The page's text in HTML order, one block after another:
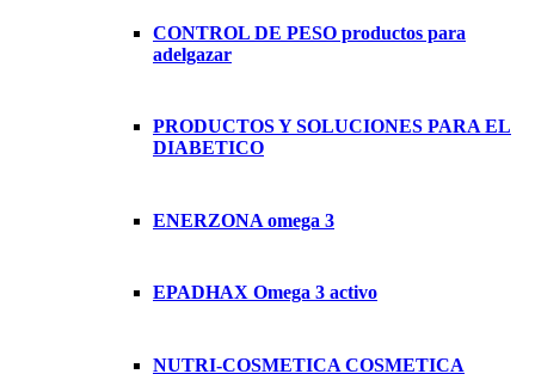
CONTROL DE PESO productos para
adelgazar
PRODUCTOS Y SOLUCIONES PARA EL
DIABETICO
ENERZONA omega 3
EPADHAX Omega 3 activo
NUTRI-COSMETICA COSMETICA